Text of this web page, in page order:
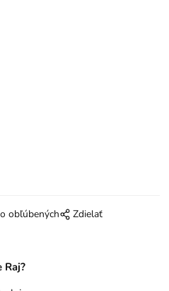
obľúbených Zdielať